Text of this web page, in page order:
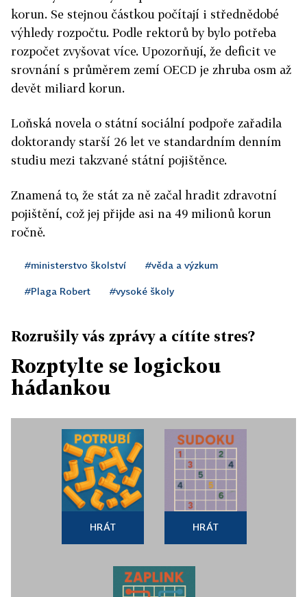
korun. Se stejnou částkou počítají i střednědobé
výhledy rozpočtu. Podle rektorů by bylo potřeba
rozpočet zvyšovat více. Upozorňují, že deficit ve
srovnání s průměrem zemí OECD je zhruba osm až
devět miliard korun.
Loňská novela o státní sociální podpoře zařadila
doktorandy starší 26 let ve standardním denním
studiu mezi takzvané státní pojištěnce.
Znamená to, že stát za ně začal hradit zdravotní
pojištění, což jej přijde asi na 49 milionů korun
ročně.
#ministerstvo školství #věda a výzkum
#Plaga Robert #vysoké školy
Rozrušily vás zprávy a cítíte stres?
Rozptylte se logickou
hádankou
HRÁT HRÁT